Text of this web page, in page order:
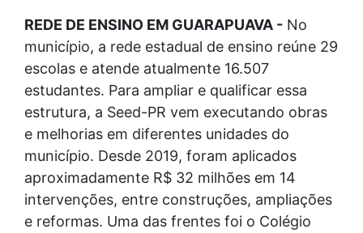
REDE DE ENSINO EM GUARAPUAVA - No
município, a rede estadual de ensino reúne 29
escolas e atende atualmente 16.507
estudantes. Para ampliar e qualificar essa
estrutura, a Seed-PR vem executando obras
e melhorias em diferentes unidades do
município. Desde 2019, foram aplicados
aproximadamente R$ 32 milhões em 14
intervenções, entre construções, ampliações
e reformas. Uma das frentes foi o Colégio